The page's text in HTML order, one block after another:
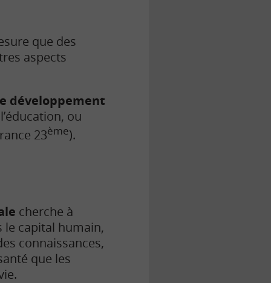
que des
aspects
développement
ou
23ème).
cherche à
le capital humain,
connaissances,
que les